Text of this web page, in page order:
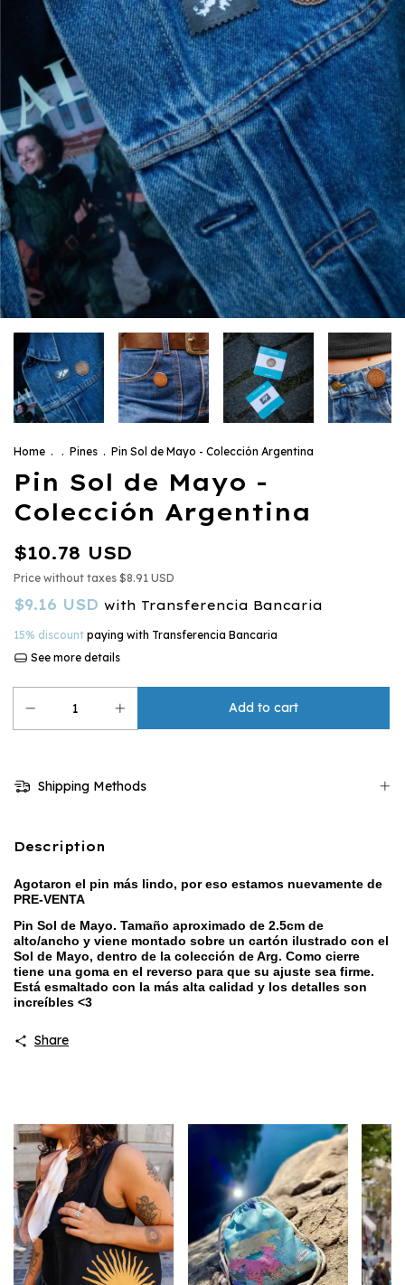
Home . . Pines . Pin Sol de Mayo - Colección Argentina
Pin Sol de Mayo -
Colección Argentina
$10.78 USD
Price without taxes $8.91 USD
$9.16 USD with Transferencia Bancaria
15% discount paying with Transferencia Bancaria
See more details
Shipping Methods
Description
Agotaron el pin más lindo, por eso estamos nuevamente de
PRE-VENTA
Pin Sol de Mayo. Tamaño aproximado de 2.5cm de
alto/ancho y viene montado sobre un cartón ilustrado con el
Sol de Mayo, dentro de la colección de Arg. Como cierre
tiene una goma en el reverso para que su ajuste sea firme.
Está esmaltado con la más alta calidad y los detalles son
increíbles <3
Share